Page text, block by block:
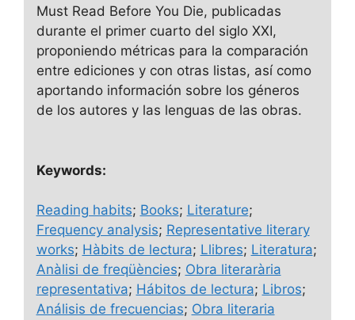
Must Read Before You Die, publicadas
durante el primer cuarto del siglo XXI,
proponiendo métricas para la comparación
entre ediciones y con otras listas, así como
aportando información sobre los géneros
de los autores y las lenguas de las obras.
Keywords:
Reading habits; Books; Literature;
Frequency analysis; Representative literary
works; Hàbits de lectura; Llibres; Literatura;
Anàlisi de freqüències; Obra literarària
representativa; Hábitos de lectura; Libros;
Análisis de frecuencias; Obra literaria